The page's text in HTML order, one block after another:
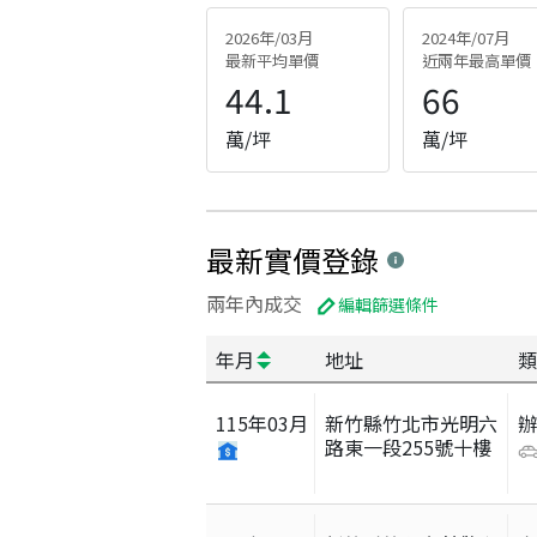
2026年/03月
最新平均單價
44.1
萬/坪
2024年/07月
近兩年最高單價
66
萬/坪
最新實價登錄
兩年內成交 編輯篩選條件
年月 地址
115年03月
新竹縣竹北市光明六
路東一段255號十樓